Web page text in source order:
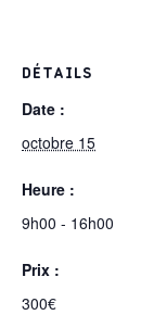
DÉTAILS
Date :
octobre 15
Heure :
9h00 - 16h00
Prix :
300€